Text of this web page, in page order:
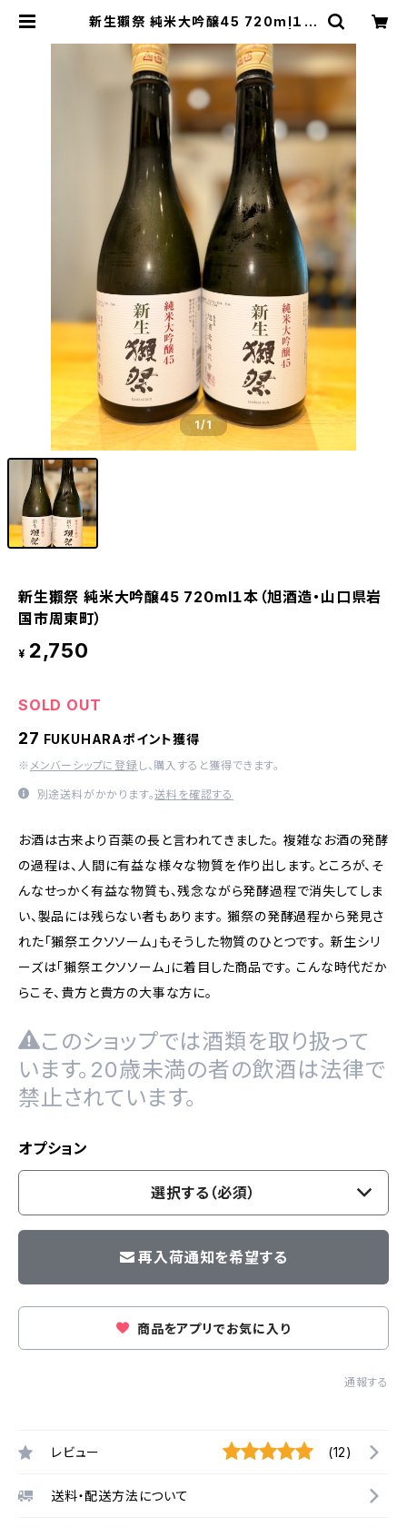
新生獺祭 純米大吟醸45 720ml１本
ASE公式】福原酒店｜創業1928年・
広島の日本酒・限定酒を全国通販
1/1
新生獺祭 純米大吟醸45 720ml１本（旭酒造・山口県岩
国市周東町）
¥ 2,750
SOLD OUT
27 FUKUHARAポイント獲得
※ メンバーシップに登録 し、購入すると獲得できます。
別途送料がかかります。送料を確認する
お酒は古来より百薬の長と言われてきました。 複雑なお酒の発酵
の過程は、人間に有益な様々な物質を作り出します。ところが、そ
んなせっかく有益な物質も、残念ながら発酵過程で消失してしま
い、製品には残らない者もあります。 獺祭の発酵過程から発見さ
れた「獺祭エクソソーム」もそうした物質のひとつです。 新生シリ
ーズは「獺祭エクソソーム」に着目した商品です。 こんな時代だか
らこそ、貴方と貴方の大事な方に。
このショップでは酒類を取り扱って
います。20歳未満の者の飲酒は法律で
禁止されています。
オプション
選択する（必須）
再入荷通知を希望する
商品をアプリでお気に入り
通報する
レビュー (12)
送料・配送方法について